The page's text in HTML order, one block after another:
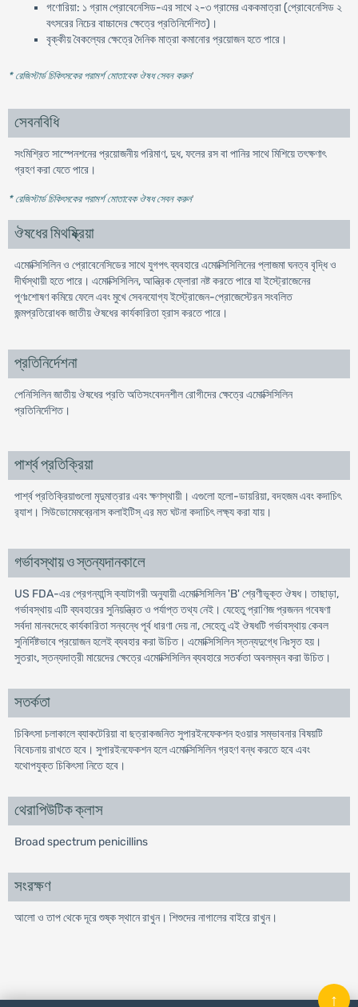
গণোরিয়া: ১ গ্রাম প্রোবেনেসিড-এর সাথে ২-৩ গ্রামের এককমাত্রা (প্রোবেনেসিড ২
বৎসরের নিচের বাচ্চাদের ক্ষেত্রে প্রতিনির্দেশিত)।
বৃক্কীয় বৈকল্যের ক্ষেত্রে দৈনিক মাত্রা কমানোর প্রয়োজন হতে পারে।
* রেজিস্টার্ড চিকিৎসকের পরামর্শ মোতাবেক ঔষধ সেবন করুন'
সেবনবিধি
সংমিশ্রিত সাস্পেনশনের প্রয়োজনীয় পরিমাণ, দুধ, ফলের রস বা পানির সাথে মিশিয়ে তৎক্ষণাৎ
গ্রহণ করা যেতে পারে।
* রেজিস্টার্ড চিকিৎসকের পরামর্শ মোতাবেক ঔষধ সেবন করুন'
ঔষধের মিথষ্ক্রিয়া
এমোক্সিসিলিন ও প্রোবেনেসিডের সাথে যুগপৎ ব্যবহারে এমোক্সিসিলিনের প্লাজমা ঘনত্ব বৃদ্ধি ও
দীর্ঘস্থায়ী হতে পারে। এমোক্সিসিলিন, আন্ত্রিক ফ্লোরা নষ্ট করতে পারে যা ইস্ট্রোজেনের
পূণঃশোষণ কমিয়ে ফেলে এবং মুখে সেবনযোগ্য ইস্ট্রোজেন-প্রোজেস্টেরন সংবলিত
জন্মপ্রতিরোধক জাতীয় ঔষধের কার্যকারিতা হ্রাস করতে পারে।
প্রতিনির্দেশনা
পেনিসিলিন জাতীয় ঔষধের প্রতি অতিসংবেদনশীল রোগীদের ক্ষেত্রে এমোক্সিসিলিন
প্রতিনির্দেশিত।
পার্শ্ব প্রতিক্রিয়া
পার্শ্ব প্রতিক্রিয়াগুলো মৃদুমাত্রার এবং ক্ষণস্থায়ী। এগুলো হলো-ডায়রিয়া, বদহজম এবং কদাচিৎ
র‌্যাশ। সিউডোমেমব্রেনাস কলাইটিস্ এর মত ঘটনা কদাচিৎ লক্ষ্য করা যায়।
গর্ভাবস্থায় ও স্তন্যদানকালে
US FDA-এর প্রেগন্যান্সি ক্যাটাগরী অনুযায়ী এমোক্সিসিলিন 'B' শ্রেণীভূক্ত ঔষধ। তাছাড়া,
গর্ভাবস্থায় এটি ব্যবহারের সুনিয়ন্ত্রিত ও পর্যাপ্ত তথ্য নেই। যেহেতু প্রাণিজ প্রজনন গবেষণা
সর্বদা মানবদেহে কার্যকারিতা সন্বন্ধে পূর্ব ধারণা দেয় না, সেহেতু এই ঔষধটি গর্ভাবস্থায় কেবল
সুনির্দিষ্টভাবে প্রয়োজন হলেই ব্যবহার করা উচিত। এমোক্সিসিলিন স্তন্যদুগ্ধে নিঃসৃত হয়।
সুতরাং, স্তন্যদাত্রী মায়েদের ক্ষেত্রে এমোক্সিসিলিন ব্যবহারে সতর্কতা অবলম্বন করা উচিত।
সতর্কতা
চিকিৎসা চলাকালে ব্যাকটেরিয়া বা ছত্রাকজনিত সুপারইনফেকশন হওয়ার সম্ভাবনার বিষয়টি
বিবেচনায় রাখতে হবে। সুপারইনফেকশন হলে এমোক্সিসিলিন গ্রহণ বন্ধ করতে হবে এবং
যথোপযুক্ত চিকিৎসা নিতে হবে।
থেরাপিউটিক ক্লাস
Broad spectrum penicillins
সংরক্ষণ
আলো ও তাপ থেকে দূরে শুষ্ক স্থানে রাখুন। শিশুদের নাগালের বাইরে রাখুন।
↑